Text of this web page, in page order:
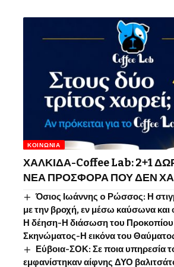
ΚΟΙΝΩΝΊΑ
ΧΑΛΚΙΔΑ-Coffee Lab: 2+1
ΝΕΑ ΠΡΟΣΦΟΡΑ ΠΟΥ ΔΕΝ
Όσιος Ιωάννης o Ρώσσος: Η
με την βροχή, εν μέσω καύσωνα και
Η δέηση-Η διάσωση του Προκοπίου
Σκηνώματος-Η εικόνα του
Εύβοια-ΣΟΚ: Σε ποια υπηρεσία
εμφανίστηκαν αίφνης ΔΥΟ